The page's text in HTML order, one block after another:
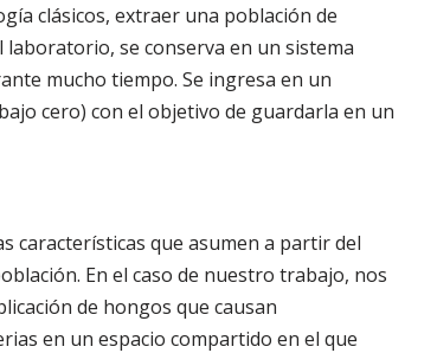
clásicos, extraer una población de
laboratorio, se conserva en un sistema
mucho tiempo. Se ingresa en un
cero) con el objetivo de guardarla en un
características que asumen a partir del
En el caso de nuestro trabajo, nos
de hongos que causan
en un espacio compartido en el que